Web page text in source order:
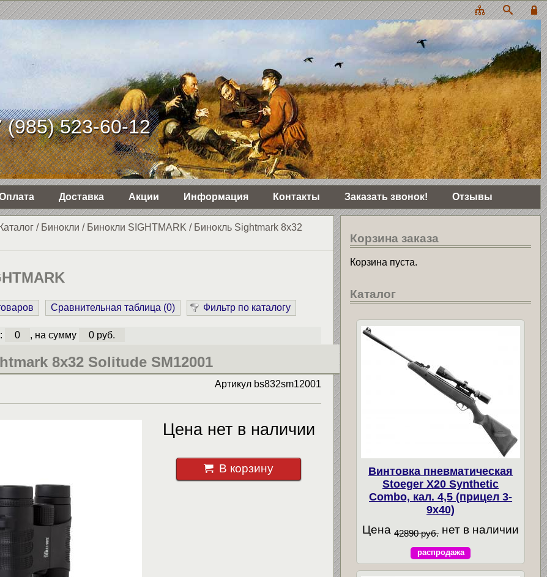
(985) 523-60-12
Доставка Акции Информация Контакты Заказать звонок! Отзывы
Каталог/ Бинокли / Бинокли SIGHTMARK / Бинокль Sightmark 8x32
Сравнительная таблица (0) Фильтр по каталогу
0 , на сумму 0 руб.
8x32 Solitude SM12001
Артикул bs832sm12001
Цена нет в наличии
В корзину
Корзина заказа
Корзина пуста.
Каталог
Винтовка пневматическая
Stoeger X20 Synthetic
Combo, кал. 4,5 (прицел 3-
9х40)
Цена 42890 руб. нет в наличии
распродажа